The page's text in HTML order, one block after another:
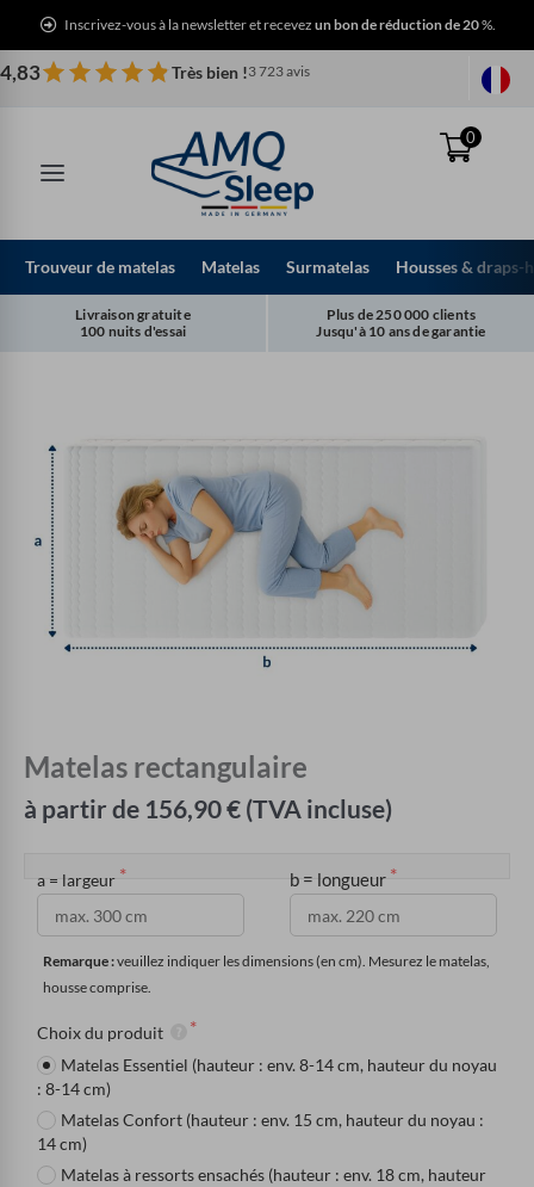
contenu
Inscrivez-vous à la newsletter et recevez un bon de réduction de 20%.
4,83 Très bien !3 723 avis
0
Trouveur de matelas Matelas Surmatelas Housses & draps-
Livraison gratuite
100 nuits d'essai
Plus de 250 000 clients
Jusqu'à 10 ans de garantie
Matelas rectangulaire
à partir de 156,90 € (TVA incluse)
a = largeur b = longueur
Remarque : veuillez indiquer les dimensions (en cm). Mesurez le matelas,
housse comprise.
Choix du produit
Matelas Essentiel (hauteur : env. 8-14 cm, hauteur du noyau
: 8-14 cm)
Matelas Confort (hauteur : env. 15 cm, hauteur du noyau :
14 cm)
Matelas à ressorts ensachés (hauteur : env. 18 cm, hauteur